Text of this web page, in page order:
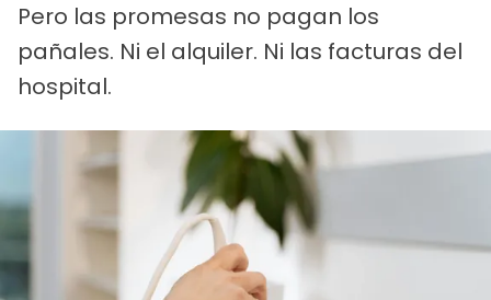
Pero las promesas no pagan los
pañales. Ni el alquiler. Ni las facturas del
hospital.